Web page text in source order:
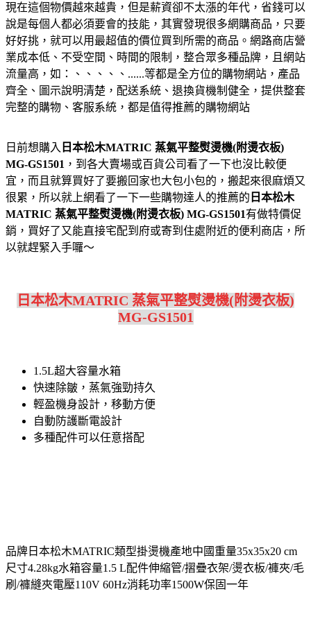
現在這個物價越來越貴，但是薪資卻不太漲的年代，省錢可以
說是每個人都必須要會的技能，其實發現很多網購商品，只要
好好挑，就可以用最超值的價位買到所需的商品。網路商店營
業成本低、不受空間、時間的限制，整合眾多種品牌，且網站
流量高，如：、、、、、......等都是全方位的購物網站，產品
齊全、圖示說明清楚，配送系統、退換貨機制健全，提供整套
完整的購物、客服系統，都是值得推薦的購物網站
日前想購入 日本松木MATRIC 蒸氣平整熨燙機(附燙衣板)
MG-GS1501 ，到各大賣場或百貨公司看了一下也沒比較便
宜，而且就算買好了要搬回家也大包小包的，搬起來很麻煩又
很累，所以就上網看了一下一些購物達人的推薦的 日本松木
MATRIC 蒸氣平整熨燙機(附燙衣板) MG-GS1501有做特價促
銷，買好了又能直接宅配到府或寄到住處附近的便利商店，所
以就趕緊入手囉～
日本松木MATRIC 蒸氣平整熨燙機(附燙衣板)
MG-GS1501
1.5L超大容量水箱
快速除皺，蒸氣強勁持久
輕盈機身設計，移動方便
自動防護斷電設計
多種配件可以任意搭配
品牌日本松木MATRIC類型掛燙機產地中國重量35x35x20 cm
尺寸4.28kg水箱容量1.5 L配件伸縮管/摺疊衣架/燙衣板/褲夾/毛
刷/褲縫夾電壓110V 60Hz消耗功率1500W保固一年